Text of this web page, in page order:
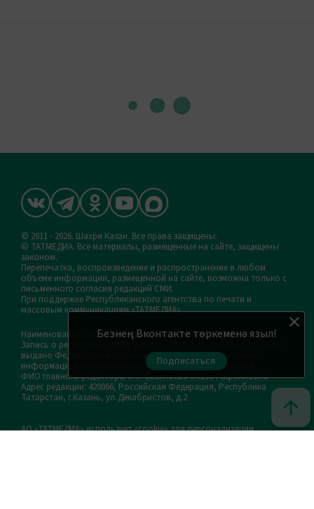
Безнең Вконтакте төркеменә языл!
Подписаться
© 2011 - 2026. Шахри Казан. Все права защищены.
© ТАТМЕДИА. Все материалы, размещенные на сайте, защищены
законом.
Перепечатка, воспроизведение и распространение в любом
объеме информации, размещенной на сайте, возможна только с
письменного согласия редакций СМИ.
При поддержке Республиканского агентства по печати и
массовым коммуникациям «ТАТМЕДИА».
Наименование СМИ: Шахри Казан (Город Казань)
Запись о регистрации СМИ, дата: ЭЛ № ФС 77 - 90219 от 07.10.2025
выдано Федеральной службой по надзору в сфере связи,
информационных технологий и массовых коммуникаций
ФИО главного редактора: и.о. Васильева Эльза Рафаиловна
Адрес редакции: 420066, Российская Федерация, Республика
Татарстан, г.Казань, ул.Декабристов, д.2
АО «ТАТМЕДИА» использует «cookie»для персонализации